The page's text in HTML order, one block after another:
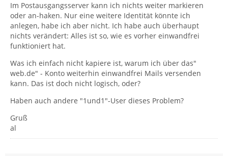
Im Postausgangsserver kann ich nichts weiter markieren
oder an-haken. Nur eine weitere Identität könnte ich
anlegen, habe ich aber nicht. Ich habe auch überhaupt
nichts verändert: Alles ist so, wie es vorher einwandfrei
funktioniert hat.
Was ich einfach nicht kapiere ist, warum ich über das"
web.de" - Konto weiterhin einwandfrei Mails versenden
kann. Das ist doch nicht logisch, oder?
Haben auch andere "1und1"-User dieses Problem?
Gruß
al